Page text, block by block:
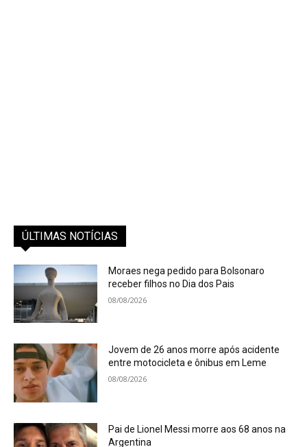
ÚLTIMAS NOTÍCIAS
Moraes nega pedido para Bolsonaro
receber filhos no Dia dos Pais
08/08/2026
Jovem de 26 anos morre após acidente
entre motocicleta e ônibus em Leme
08/08/2026
Pai de Lionel Messi morre aos 68 anos na
Argentina